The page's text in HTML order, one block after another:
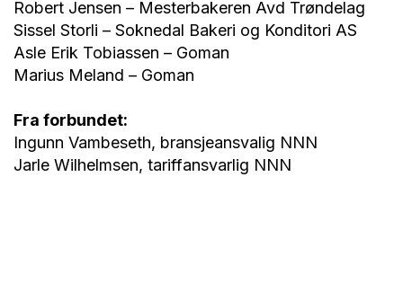
Robert Jensen – Mesterbakeren Avd Trøndelag
Sissel Storli – Soknedal Bakeri og Konditori AS
Asle Erik Tobiassen – Goman
Marius Meland – Goman
Fra forbundet:
Ingunn Vambeseth, bransjeansvalig NNN
Jarle Wilhelmsen, tariffansvarlig NNN